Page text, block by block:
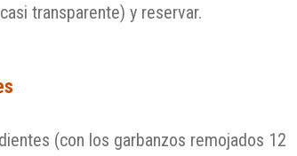
transparente) y reservar.
(con los garbanzos remojados 12